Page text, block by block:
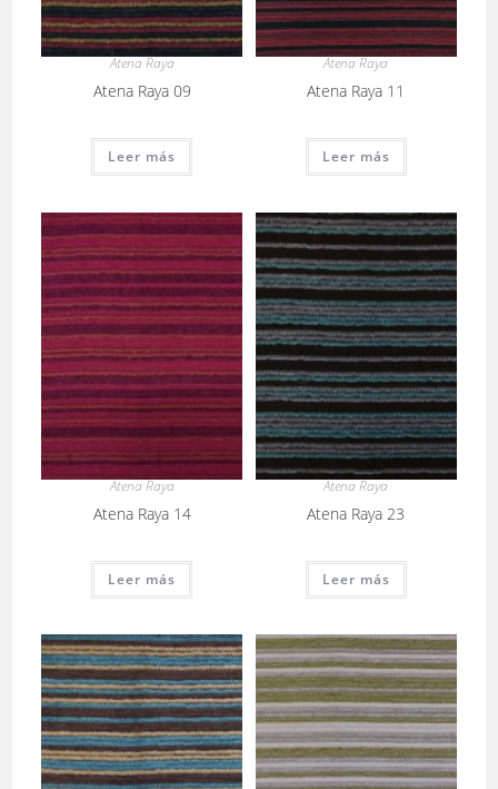
Atena Raya
Atena Raya 09
Leer más
Atena Raya
Atena Raya 11
Leer más
Atena Raya
Atena Raya 14
Leer más
Atena Raya
Atena Raya 23
Leer más